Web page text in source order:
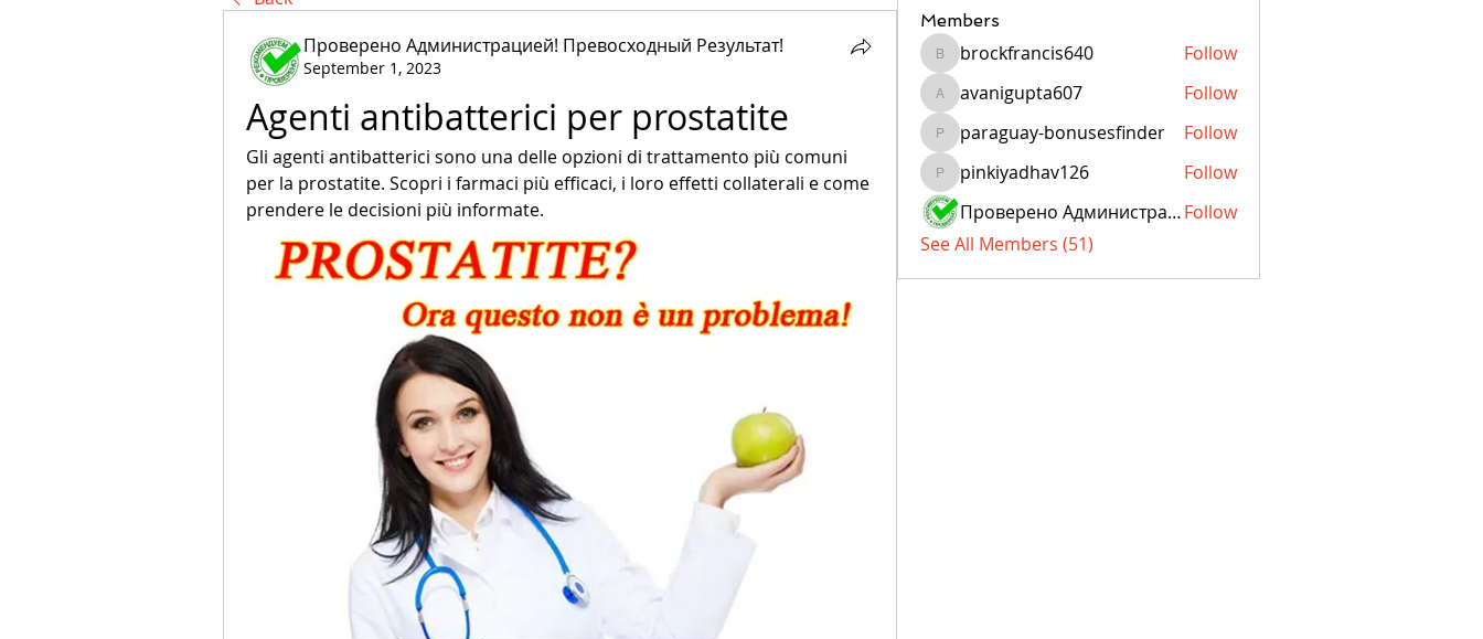
Проверено Администрацией! Превосходный Результат!
September 1, 2023
Agenti antibatterici per prostatite
Gli agenti antibatterici sono una delle opzioni di trattamento più comuni
per la prostatite. Scopri i farmaci più efficaci, i loro effetti collaterali e come
prendere le decisioni più informate.
Members
brockfrancis640
brockfrancis640 Follow
avanigupta607
avanigupta607 Follow
paraguay-bonusesfinder
paraguay-bonusesfinder Follow
pinkiyadhav126
pinkiyadhav126
Follow
Проверено Администрацией! Превосходный Результат!Follow
See All Members (51)